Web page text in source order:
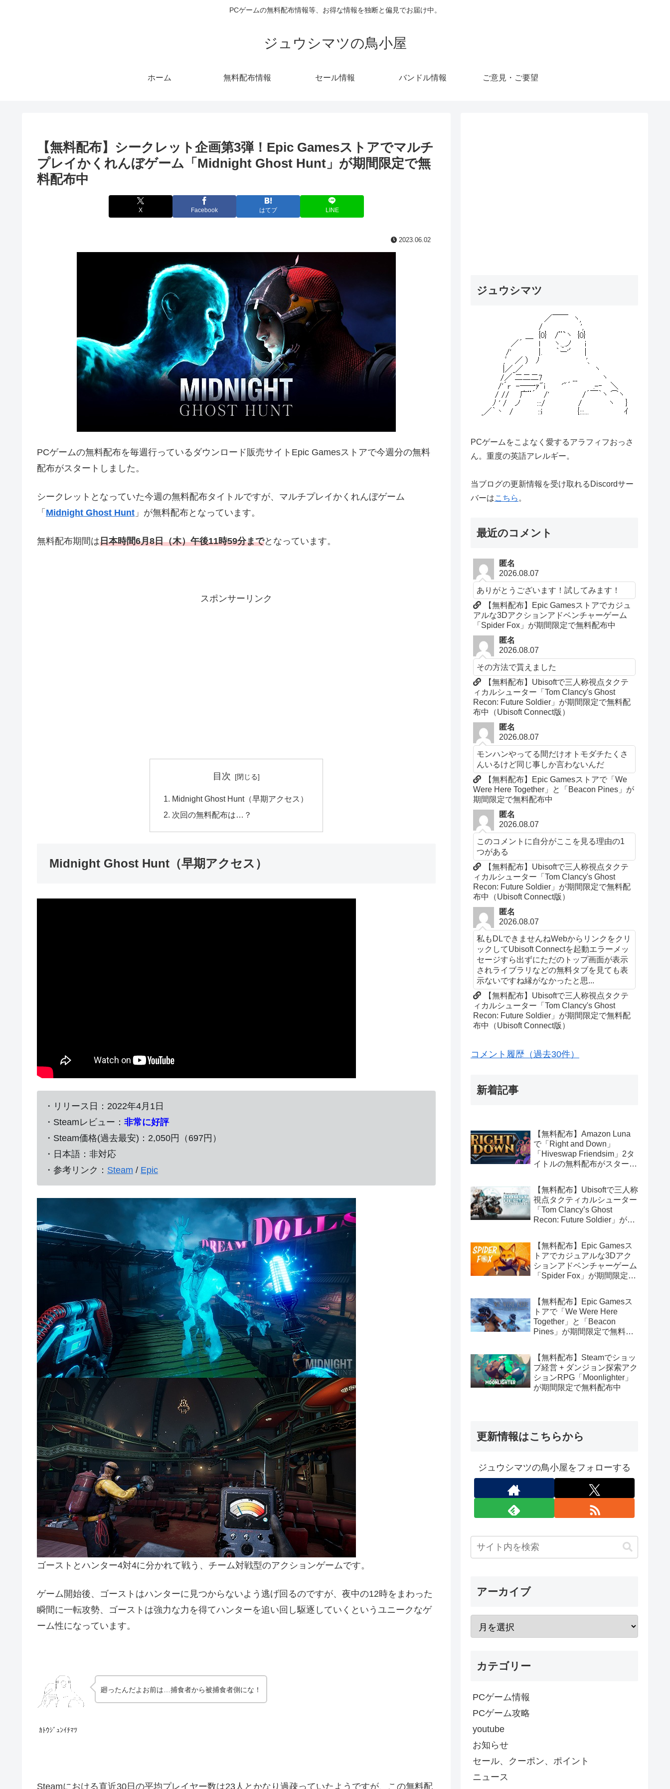
PCゲームの無料配布情報等、お得な情報を独断と偏見でお届け中。
ジュウシマツの鳥小屋
ホーム 無料配布情報 セール情報 バンドル情報 ご意見・ご要望
【無料配布】シークレット企画第3弾！Epic Gamesストアでマルチ
プレイかくれんぼゲーム「Midnight Ghost Hunt」が期間限定で無
料配布中
X Facebook はてブ LINE
2023.06.02
PCゲームの無料配布を毎週行っているダウンロード販売サイトEpic Gamesストアで今週分の無料
配布がスタートしました。
シークレットとなっていた今週の無料配布タイトルですが、マルチプレイかくれんぼゲーム
「 Midnight Ghost Hunt 」が無料配布となっています。
無料配布期間は日本時間6月8日（木）午後11時59分までとなっています。
スポンサーリンク
目次
Midnight Ghost Hunt（早期アクセス）
次回の無料配布は…？
Midnight Ghost Hunt（早期アクセス）
・リリース日：2022年4月1日
・Steamレビュー： 非常に好評
・Steam価格(過去最安)：2,050円（697円）
・日本語：非対応
・参考リンク： Steam / Epic
ゴーストとハンター4対4に分かれて戦う、チーム対戦型のアクションゲームです。
ゲーム開始後、ゴーストはハンターに見つからないよう逃げ回るのですが、夜中の12時をまわった
瞬間に一転攻勢、ゴーストは強力な力を得てハンターを追い回し駆逐していくというユニークなゲ
ーム性になっています。
廻ったんだよお前は…捕食者から被捕食者側にな！
ｶﾄｳｼﾞｭﾝｲﾁﾏﾂ
Steamにおける直近30日の平均プレイヤー数は23人とかなり過疎っていたようですが、この無料配
ジュウシマツ
PCゲームをこよなく愛するアラフィフおっさ
ん。重度の英語アレルギー。
当ブログの更新情報を受け取れるDiscordサー
バーはこちら 。
最近のコメント
匿名
2026.08.07
ありがとうございます！試してみます！
【無料配布】Epic Gamesストアでカジュ
アルな3Dアクションアドベンチャーゲーム
「Spider Fox」が期間限定で無料配布中
匿名
2026.08.07
その方法で貰えました
【無料配布】Ubisoftで三人称視点タクテ
ィカルシューター「Tom Clancy's Ghost
Recon: Future Soldier」が期間限定で無料配
布中（Ubisoft Connect版）
匿名
2026.08.07
モンハンやってる間だけオトモダチたくさ
んいるけど同じ事しか言わないんだ
【無料配布】Epic Gamesストアで「We
Were Here Together」と「Beacon Pines」が
期間限定で無料配布中
匿名
2026.08.07
このコメントに自分がここを見る理由の1
つがある
【無料配布】Ubisoftで三人称視点タクテ
ィカルシューター「Tom Clancy's Ghost
Recon: Future Soldier」が期間限定で無料配
布中（Ubisoft Connect版）
匿名
2026.08.07
私もDLできませんねWebからリンクをクリ
ックしてUbisoft Connectを起動エラーメッ
セージすら出ずにただのトップ画面が表示
されライブラリなどの無料タブを見ても表
示ないですね縁がなかったと思...
【無料配布】Ubisoftで三人称視点タクテ
ィカルシューター「Tom Clancy's Ghost
Recon: Future Soldier」が期間限定で無料配
布中（Ubisoft Connect版）
コメント履歴（過去30件）
新着記事
【無料配布】Amazon Luna
で「Right and Down」
「Hiveswap Friendsim」2タ
イトルの無料配布がスタート
【無料配布】Ubisoftで三人称
視点タクティカルシューター
「Tom Clancy’s Ghost
Recon: Future Soldier」が期
Connect版）
【無料配布】Epic Gamesス
トアでカジュアルな3Dアク
ションアドベンチャーゲーム
「Spider Fox」が期間限定で
【無料配布】Epic Gamesス
トアで「We Were Here
Together」と「Beacon
Pines」が期間限定で無料配
【無料配布】Steamでショッ
プ経営 + ダンジョン探索アク
ションRPG「Moonlighter」
が期間限定で無料配布中
更新情報はこちらから
ジュウシマツの鳥小屋をフォローする
アーカイブ
カテゴリー
PCゲーム情報
PCゲーム攻略
youtube
お知らせ
セール、クーポン、ポイント
ニュース